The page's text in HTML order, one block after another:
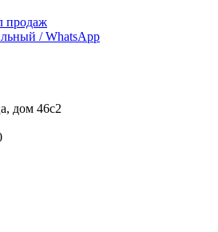
продаж
/ WhatsApp
дом 46с2